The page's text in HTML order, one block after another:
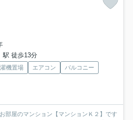
駅 徒歩13分
機置場 エアコン
バルコニー
部屋のマンション【マンションＫ２】です